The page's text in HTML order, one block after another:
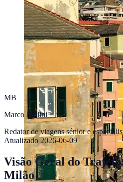
MB
Marco Bellini
Redator de viagens sénior e
Atualizado 2026-06-09
Visão Geral do
Milão